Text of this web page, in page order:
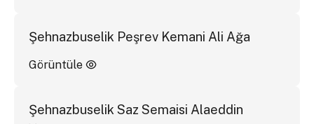
Şehnazbuselik Peşrev Kemani Ali Ağa
Görüntüle
Şehnazbuselik Saz Semaisi Alaeddin